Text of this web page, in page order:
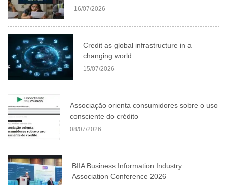
16/07/2026
Credit as global infrastructure in a
changing world
15/07/2026
Associação orienta consumidores sobre o uso
consciente do crédito
08/07/2026
BIIA Business Information Industry
Association Conference 2026